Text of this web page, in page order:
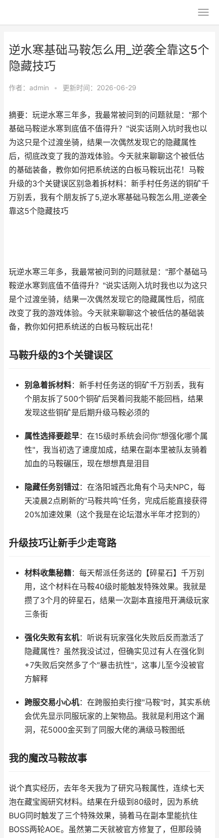
逆水寒基础马鞍怎么用_逆袭全靠这5个
隐藏技巧
作者： admin • 更新时间：2026-06-29
摘要：玩逆水寒三年多，我最常被问到的问题就是："那个
基础马鞍逆水寒到底值不值得升？"说实话刚入坑时我也以
为这只是个过渡坐骑，结果一次偶然发现它的隐藏属性
后，彻底改变了我的游戏体验。今天就来聊聊这个被低估
的基础装备，教你如何把系统送的白板马鞍玩出花！马鞍
升级的3个关键误区别急着拆材料：新手村任务送的铜矿千
万别丢，我有个朋友拆了5,逆水寒基础马鞍怎么用_逆袭全
靠这5个隐藏技巧
玩逆水寒三年多，我最常被问到的问题就是："那个基础马
鞍逆水寒到底值不值得升？"说实话刚入坑时我也以为这只
是个过渡坐骑，结果一次偶然发现它的隐藏属性后，彻底
改变了我的游戏体验。今天就来聊聊这个被低估的基础装
备，教你如何把系统送的白板马鞍玩出花！
马鞍升级的3个关键误区
别急着拆材料：新手村任务送的铜矿千万别丢，我有
个朋友拆了500个铜矿后哭着问我能不能回档，结果
发现这些铜矿是后期升级马鞍必须的
属性选择要趁早：在15级时系统会问你"想强化哪个属
性"，我当初选了速度加成，结果在副本里被队友骑着
加血的马鞍碾压，现在想想真是泪目
隐藏任务别错过：在洛阳城西北角有个马夫NPC，每
天凌晨2点刷新的"马鞍共鸣"任务，完成后能直接获得
20%加速效果（这个我是在论坛潜水半年才挖到的）
升级技巧让新手少走弯路
材料收集秘籍：每天帮派任务送的【碎星石】千万别
用，这个材料在马鞍40级时能触发特殊效果。我就是
攒了3个月的碎星石，结果一次副本直接甩开满级玩家
三条街
强化失败有玄机：听说有玩家强化失败后反而激活了
隐藏属性？虽然我没试过，但确实见过有人在强化到
+7失败后突然多了个"暴击抗性"，这事儿至今没被官
方解释
跨服交易小心机：在跨服拍卖行搜"马鞍"时，其实系统
会优先显示同服玩家的上架物品。我就是利用这个漏
洞，花5000金买到了同服大佬的满级马鞍图纸
我的魔改马鞍故事
说个真实经历，去年冬天我为了研究马鞍属性，连续七天
泡在藏宝阁研究材料。结果在升级到80级时，因为系统
BUG同时触发了三个特殊效果，骑着马在副本里能抗住
BOSS两轮AOE。虽然第二天就被官方修复了，但那段骑